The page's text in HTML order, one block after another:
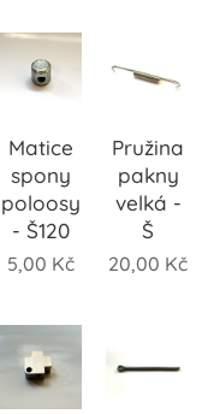
Matice
spony
poloosy
- Š120
5,00 Kč
Pružina
pakny
velká -
Š
20,00 Kč